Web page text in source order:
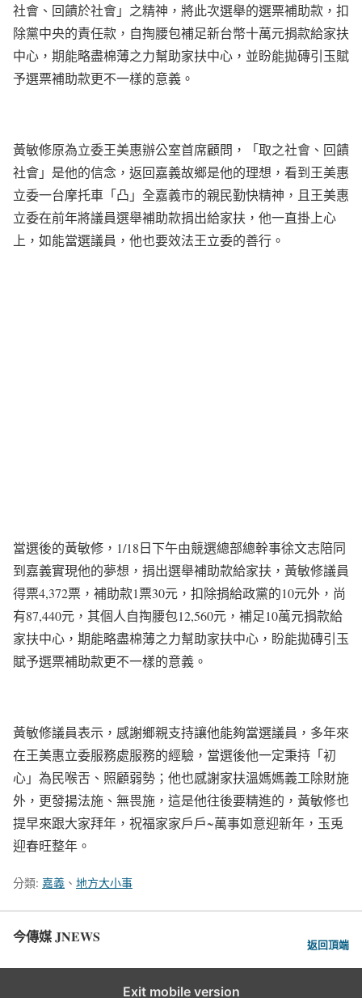
社會、回饋於社會」之精神，將此次選舉的選票補助款，扣
除黨中央的責任款，自掏腰包補足新台幣十萬元捐款給家扶
中心，期能略盡棉薄之力幫助家扶中心，並盼能拋磚引玉賦
予選票補助款更不一樣的意義。
黃敏修原為立委王美惠辦公室首席顧問，「取之社會、回饋
社會」是他的信念，返回嘉義故鄉是他的理想，看到王美惠
立委一台摩托車「凸」全嘉義市的親民勤快精神，且王美惠
立委在前年將議員選舉補助款捐出給家扶，他一直掛上心
上，如能當選議員，他也要效法王立委的善行。
當選後的黃敏修，1/18日下午由競選總部總幹事徐文志陪同
到嘉義實現他的夢想，捐出選舉補助款給家扶，黃敏修議員
得票4,372票，補助款1票30元，扣除捐給政黨的10元外，尚
有87,440元，其個人自掏腰包12,560元，補足10萬元捐款給
家扶中心，期能略盡棉薄之力幫助家扶中心，盼能拋磚引玉
賦予選票補助款更不一樣的意義。
黃敏修議員表示，感謝鄉親支持讓他能夠當選議員，多年來
在王美惠立委服務處服務的經驗，當選後他一定秉持「初
心」為民喉舌、照顧弱勢；他也感謝家扶溫媽媽義工除財施
外，更發揚法施、無畏施，這是他往後要精進的，黃敏修也
提早來跟大家拜年，祝福家家戶戶~萬事如意迎新年，玉兎
迎春旺整年。
分類: 嘉義 、 地方大小事
今傳媒 JNEWS 返回頂端
Exit mobile version